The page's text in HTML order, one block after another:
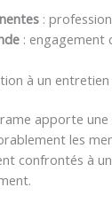
:
: engagement
à un
apporte une
les
confrontés à